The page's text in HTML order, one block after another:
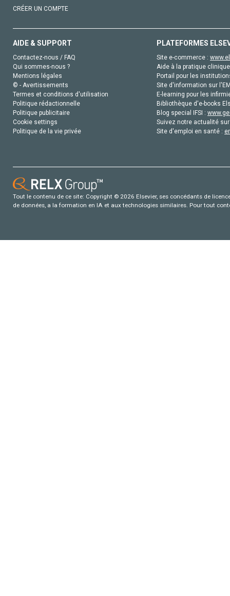
CRÉER UN COMPTE
AIDE & SUPPORT
Contactez-nous / FAQ
Qui sommes-nous ?
Mentions légales
© - Avertissements
Termes et conditions d'utilisation
Politique rédactionnelle
Politique publicitaire
Cookie settings
Politique de la vie privée
PLATEFORMES
Site e-commerce :
Aide à la pratique
Portail pour les
Site d'information sur
E-learning pour les
Bibliothèque d'e-books
Blog special IFSI :
Suivez notre actualité
Site d'emploi en santé :
Tout le contenu de ce site: Copyright © 2026 Elsevier, ses concédants de
de données, a la formation en IA et aux technologies similaires. Pour tout